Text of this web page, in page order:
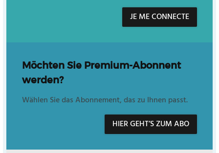
JE ME CONNECTE
Möchten Sie Premium-Abonnent
werden?
Wählen Sie das Abonnement, das zu Ihnen passt.
HIER GEHT’S ZUM ABO